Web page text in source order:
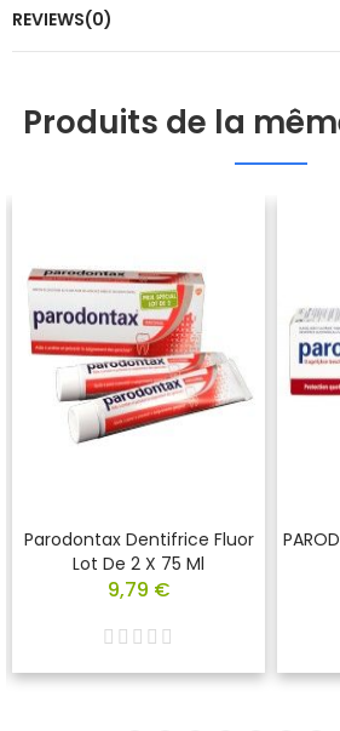
REVIEWS(0)
Produits de la
Parodontax Dentifrice Fluor
Lot De 2 X 75 Ml
9,79 €